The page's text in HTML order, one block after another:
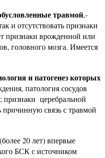
травмой,-
и отсутствовать признаки
признаки врожденной или
головного мозга. Имеется
и патогенез которых
патология сосудов
признаки церебральной
причинную связь с травмой
20 лет) впервые
БСК с источником